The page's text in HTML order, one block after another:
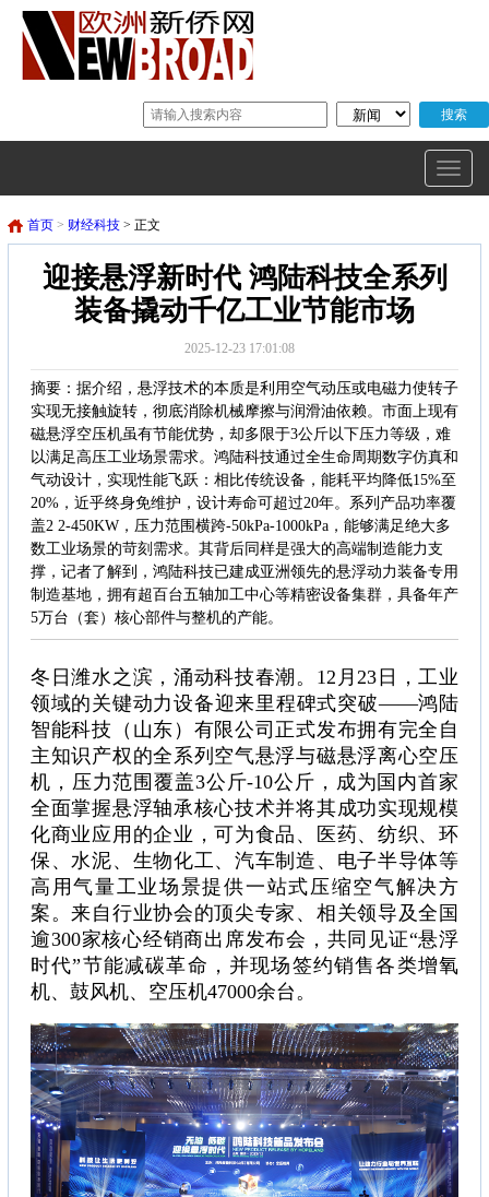
首页 > 财经科技 > 正文
迎接悬浮新时代 鸿陆科技全系列
装备撬动千亿工业节能市场
2025-12-23 17:01:08
摘要：据介绍，悬浮技术的本质是利用空气动压或电磁力使转子
实现无接触旋转，彻底消除机械摩擦与润滑油依赖。市面上现有
磁悬浮空压机虽有节能优势，却多限于3公斤以下压力等级，难
以满足高压工业场景需求。鸿陆科技通过全生命周期数字仿真和
气动设计，实现性能飞跃：相比传统设备，能耗平均降低15%至
20%，近乎终身免维护，设计寿命可超过20年。系列产品功率覆
盖2 2-450KW，压力范围横跨-50kPa-1000kPa，能够满足绝大多
数工业场景的苛刻需求。其背后同样是强大的高端制造能力支
撑，记者了解到，鸿陆科技已建成亚洲领先的悬浮动力装备专用
制造基地，拥有超百台五轴加工中心等精密设备集群，具备年产
5万台（套）核心部件与整机的产能。
冬日潍水之滨，涌动科技春潮。12月23日，工业
领域的关键动力设备迎来里程碑式突破——鸿陆
智能科技（山东）有限公司正式发布拥有完全自
主知识产权的全系列空气悬浮与磁悬浮离心空压
机，压力范围覆盖3公斤-10公斤，成为国内首家
全面掌握悬浮轴承核心技术并将其成功实现规模
化商业应用的企业，可为食品、医药、纺织、环
保、水泥、生物化工、汽车制造、电子半导体等
高用气量工业场景提供一站式压缩空气解决方
案。来自行业协会的顶尖专家、相关领导及全国
逾300家核心经销商出席发布会，共同见证“悬浮
时代”节能减碳革命，并现场签约销售各类增氧
机、鼓风机、空压机47000余台。